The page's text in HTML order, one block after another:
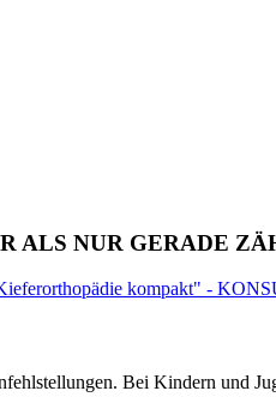
ALS NUR GERADE
kompakt" -
Bei Kindern und